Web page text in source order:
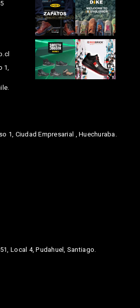
1,
1, Ciudad Empresarial , Huechuraba.
Local 4, Pudahuel, Santiago.